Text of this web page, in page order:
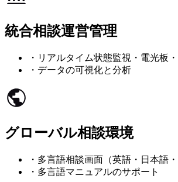
統合相談運営管理
・リアルタイム状態監視・電光板
・データの可視化と分析
グローバル相談環境
・多言語相談画面（英語・日本語
・多言語マニュアルのサポート